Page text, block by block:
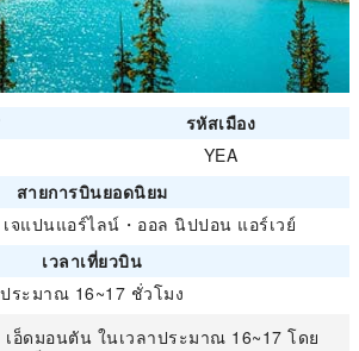
รหัสเมือง
YEA
สายการบินยอดนิยม
เจแปนแอร์ไลน์ ・ ออล นิปปอน แอร์เวย์
เวลาเที่ยวบิน
ประมาณ 16~17 ชั่วโมง
เอ็ดมอนตัน ในเวลาประมาณ 16~17 โดย